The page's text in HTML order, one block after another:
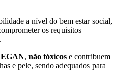
a nível do bem estar social,
os requisitos
, não tóxicos e contribuem
e pele, sendo adequados para